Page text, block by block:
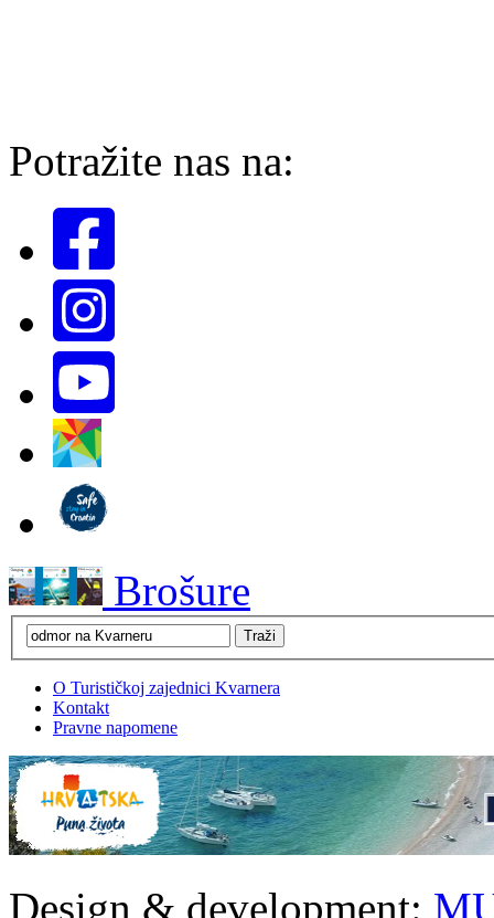
Potražite nas na:
Brošure
O Turističkoj zajednici Kvarnera
Kontakt
Pravne napomene
Design & development: